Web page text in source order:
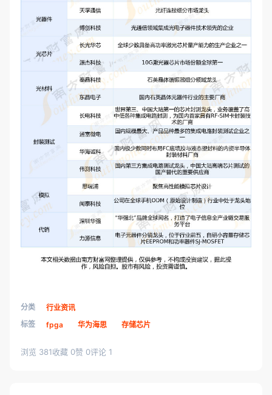
分类
行业资讯
标签
fpga 华为海思 存储芯片
浏览 381收藏 0赞 0评论 1